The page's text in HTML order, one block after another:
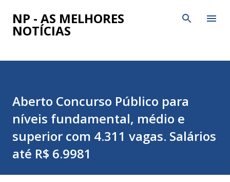
Pular para o conteúdo principal
NP - AS MELHORES
NOTÍCIAS
Aberto Concurso Público para
níveis fundamental, médio e
superior com 4.311 vagas. Salários
até R$ 6.9981